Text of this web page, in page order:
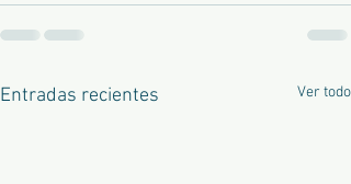
Entradas recientes Ver todo